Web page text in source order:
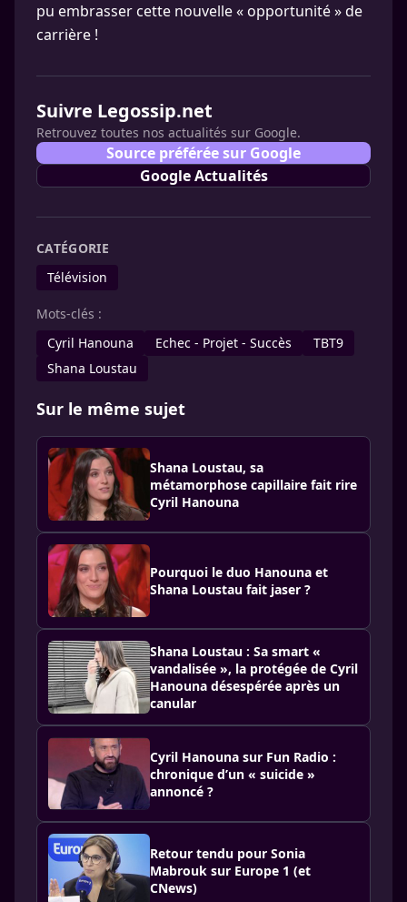
pu embrasser cette nouvelle « opportunité » de
carrière !
Suivre Legossip.net
Retrouvez toutes nos actualités sur Google.
Source préférée sur Google
Google Actualités
CATÉGORIE
Télévision
Mots-clés :
Cyril Hanouna
Echec - Projet - Succès
TBT9
Shana Loustau
Sur le même sujet
Shana Loustau, sa
métamorphose capillaire fait rire
Cyril Hanouna
Pourquoi le duo Hanouna et
Shana Loustau fait jaser ?
Shana Loustau : Sa smart «
vandalisée », la protégée de Cyril
Hanouna désespérée après un
canular
Cyril Hanouna sur Fun Radio :
chronique d’un « suicide »
annoncé ?
Retour tendu pour Sonia
Mabrouk sur Europe 1 (et
CNews)